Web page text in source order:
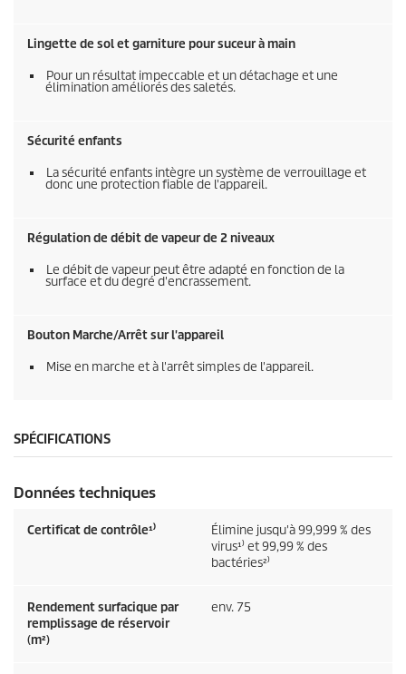
Lingette de sol et garniture pour suceur à main
Pour un résultat impeccable et un détachage et une
élimination améliorés des saletés.
Sécurité enfants
La sécurité enfants intègre un système de verrouillage et
donc une protection fiable de l'appareil.
Régulation de débit de vapeur de 2 niveaux
Le débit de vapeur peut être adapté en fonction de la
surface et du degré d'encrassement.
Bouton Marche/Arrêt sur l'appareil
Mise en marche et à l'arrêt simples de l'appareil.
SPÉCIFICATIONS
Données techniques
Certificat de contrôle¹⁾
Élimine jusqu'à 99,999 % des
virus¹⁾ et 99,99 % des
bactéries²⁾
Rendement surfacique par
remplissage de réservoir
(m²)
env. 75